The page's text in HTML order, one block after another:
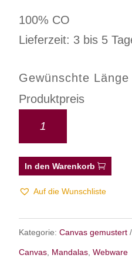
100% CO
Lieferzeit: 3 bis 5
Gewünschte Länge
Produktpreis
In den Warenkorb
Auf die Wunschliste
Kategorie:Canvas gemustert
Canvas Mandalas ,Webware